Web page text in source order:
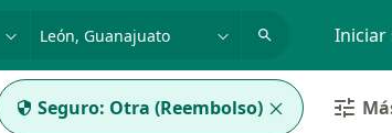
o nombre
p. ej. Guadalajara Iniciar
Seguro: Otra (Reembolso)